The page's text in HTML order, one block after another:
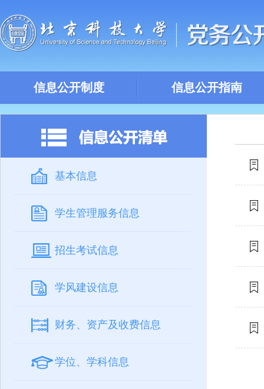
信息公开制度 信息公开指南
基本信息
学生管理服务信息
招生考试信息
学风建设信息
财务、资产及收费信息
学位、学科信息